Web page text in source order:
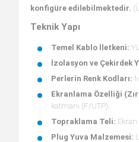
konfigüre edilebilmektedir.
Teknik Yapı
Temel Kablo İletkeni:
İzolasyon ve Çekirdek
Perlerin Renk Kodları:
Ekranlama Özelliği
katmanı (F/UTP).
Topraklama Teli: Ekran
Plug Yuva Malzemesi: